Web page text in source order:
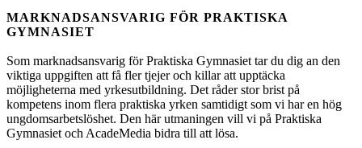
MARKNADSANSVARIG FÖR PRAKTISKA
GYMNASIET
Som marknadsansvarig för Praktiska Gymnasiet tar du dig an den
viktiga uppgiften att få fler tjejer och killar att upptäcka
möjligheterna med yrkesutbildning. Det råder stor brist på
kompetens inom flera praktiska yrken samtidigt som vi har en hög
ungdomsarbetslöshet. Den här utmaningen vill vi på Praktiska
Gymnasiet och AcadeMedia bidra till att lösa.